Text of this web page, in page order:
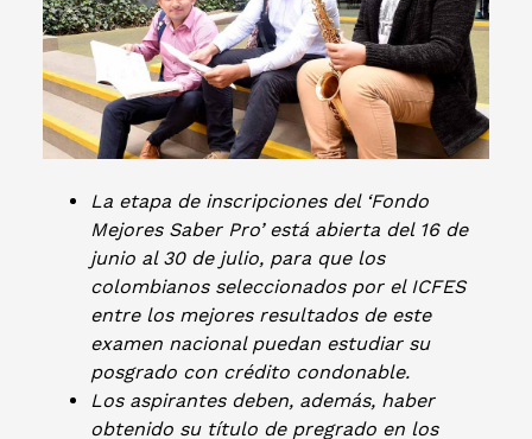
La etapa de inscripciones del ‘Fondo
Mejores Saber Pro’ está abierta del 16 de
junio al 30 de julio, para que los
colombianos seleccionados por el ICFES
entre los mejores resultados de este
examen nacional puedan estudiar su
posgrado con crédito condonable.
Los aspirantes deben, además, haber
obtenido su título de pregrado en los